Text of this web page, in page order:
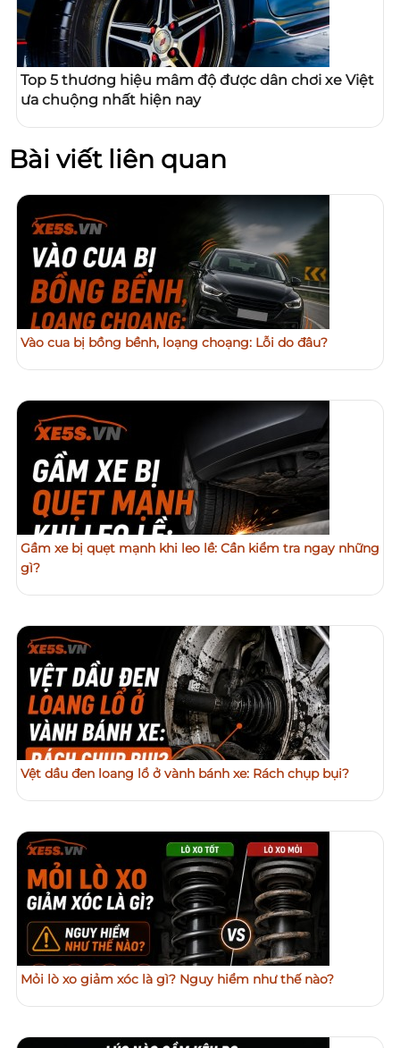
Top 5 thương hiệu mâm độ được dân chơi xe Việt
ưa chuộng nhất hiện nay
Bài viết liên quan
Vào cua bị bồng bềnh, loạng choạng: Lỗi do đâu?
Gầm xe bị quẹt mạnh khi leo lề: Cần kiểm tra ngay những
gì?
Vệt dầu đen loang lổ ở vành bánh xe: Rách chụp bụi?
Mỏi lò xo giảm xóc là gì? Nguy hiểm như thế nào?